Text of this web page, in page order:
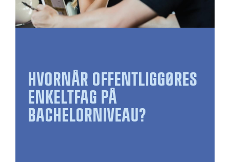
HVORNÅR OFFENTLIGGØRES
ENKELTFAG PÅ
BACHELORNIVEAU?